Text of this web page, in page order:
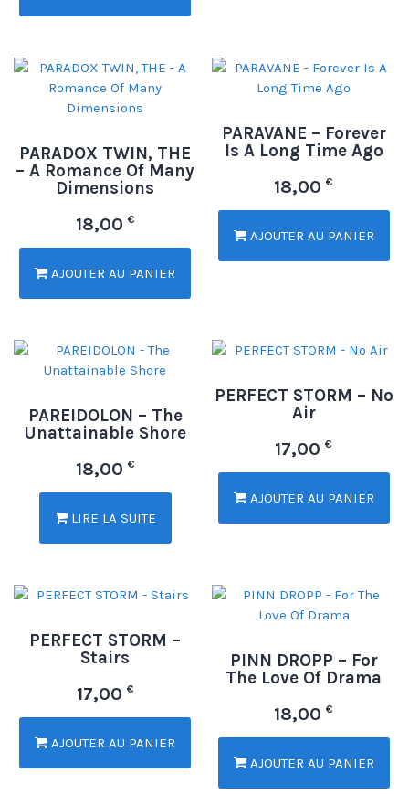
PARADOX TWIN, THE
– A Romance Of Many
Dimensions
18,00 €
AJOUTER AU PANIER
PARAVANE – Forever
Is A Long Time Ago
18,00€
AJOUTER AU PANIER
PAREIDOLON – The
Unattainable Shore
18,00 €
LIRE LA SUITE
PERFECT STORM – No
Air
17,00€
AJOUTER AU PANIER
PERFECT STORM –
Stairs
17,00 €
AJOUTER AU PANIER
PINN DROPP – For
The Love Of Drama
18,00€
AJOUTER AU PANIER